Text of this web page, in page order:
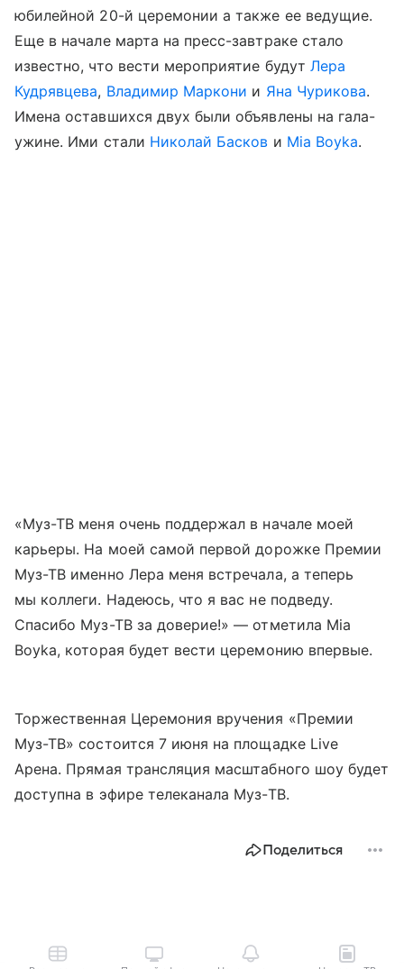
юбилейной 20-й церемонии а также ее ведущие.
Еще в начале марта на пресс-завтраке стало
известно, что вести мероприятие будут Лера
Кудрявцева, Владимир Маркони и Яна Чурикова.
Имена оставшихся двух были объявлены на гала-
ужине. Ими стали Николай Басков и Mia Boyka.
«Муз-ТВ меня очень поддержал в начале моей
карьеры. На моей самой первой дорожке Премии
Муз-ТВ именно Лера меня встречала, а теперь
мы коллеги. Надеюсь, что я вас не подведу.
Спасибо Муз-ТВ за доверие!» — отметила Mia
Boyka, которая будет вести церемонию впервые.
Торжественная Церемония вручения «Премии
Муз-ТВ» состоится 7 июня на площадке Live
Арена. Прямая трансляция масштабного шоу будет
доступна в эфире телеканала Муз-ТВ.
Поделиться